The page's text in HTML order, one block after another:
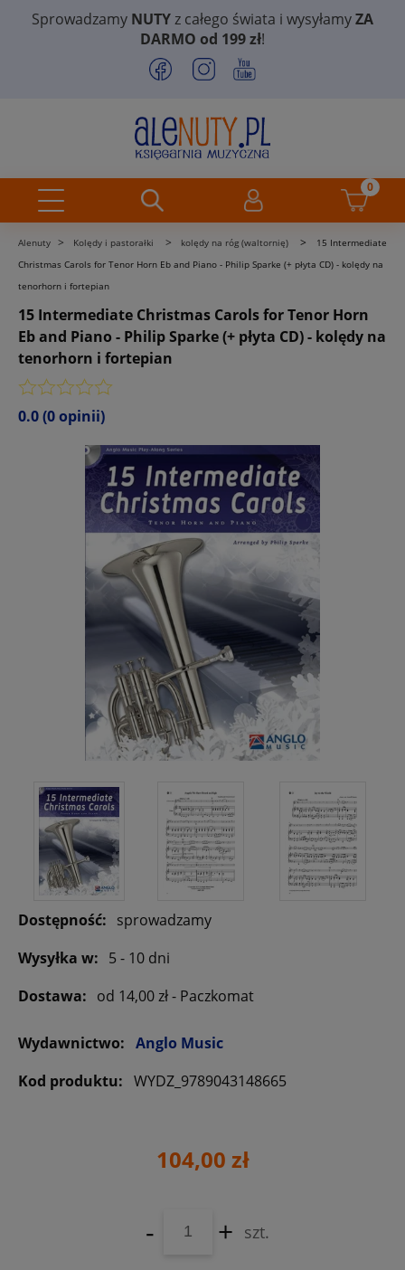
Sprowadzamy NUTYz całego świata i wysyłamyZA
DARMO od 199 zł!
Alenuty > Kolędy i pastorałki > kolędy na róg (waltornię) >
15 Intermediate
Christmas Carols for Tenor Horn Eb and Piano - Philip Sparke (+ płyta CD) - kolędy na
tenorhorn i fortepian
15 Intermediate Christmas Carols for Tenor Horn
Eb and Piano - Philip Sparke (+ płyta CD) - kolędy na
tenorhorn i fortepian
0.0(0 opinii)
Dostępność: sprowadzamy
Wysyłka w: 5 - 10 dni
Dostawa: od 14,00 zł- Paczkomat
Wydawnictwo: Anglo Music
Kod produktu: WYDZ_9789043148665
104,00 zł
- + szt.